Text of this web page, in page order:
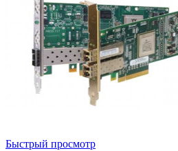
Быстрый просмотр